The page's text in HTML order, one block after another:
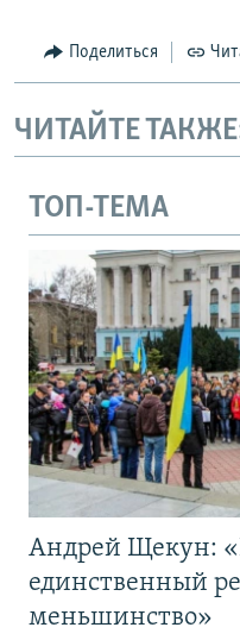
Поделиться
ЧИТАЙТЕ
ТОП-ТЕМА
Андрей Щекун:
единственный
меньшинство»